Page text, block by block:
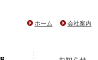
ホーム 会社案内